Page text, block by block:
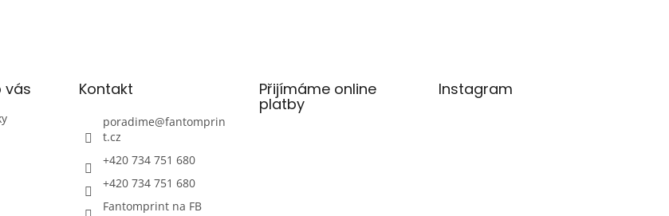
vás Kontakt
poradime@fantomprin
t.cz
+420 734 751 680
+420 734 751 680
Fantomprint na FB
Přijímáme online
platby
Instagram